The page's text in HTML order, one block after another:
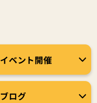
イベント開催
ブログ